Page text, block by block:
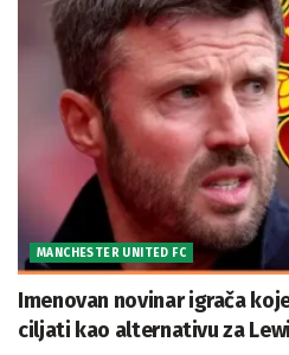
MANCHESTER UNITED FC
Imenovan novinar igrača
ciljati kao alternativu za